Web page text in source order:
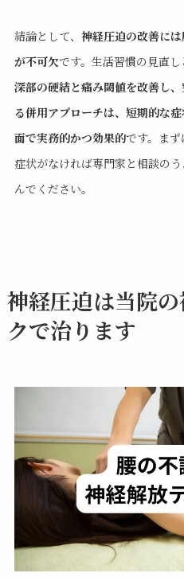
結論として、 神経圧迫の改善に
が不可欠です。生活習慣の見直し
深部の硬結と痛み閾値を改善し
る併用アプローチは、短期的な
面で実務的かつ効果的です。ま
症状がなければ専門家と相談の
んでください。
神経圧迫は当院
クで治ります